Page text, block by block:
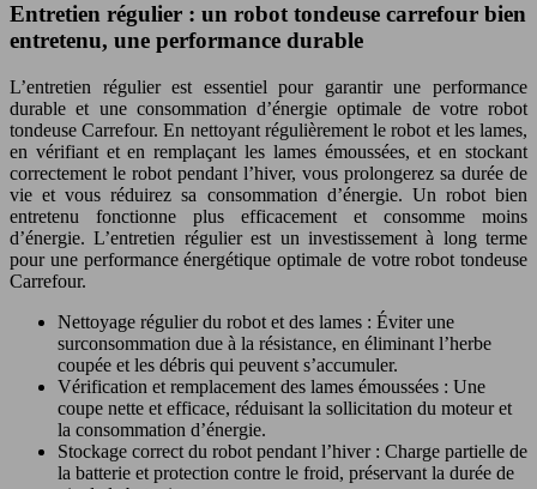
Entretien régulier : un robot tondeuse carrefour bien
entretenu, une performance durable
L’entretien régulier est essentiel pour garantir une performance
durable et une consommation d’énergie optimale de votre robot
tondeuse Carrefour. En nettoyant régulièrement le robot et les lames,
en vérifiant et en remplaçant les lames émoussées, et en stockant
correctement le robot pendant l’hiver, vous prolongerez sa durée de
vie et vous réduirez sa consommation d’énergie. Un robot bien
entretenu fonctionne plus efficacement et consomme moins
d’énergie. L’entretien régulier est un investissement à long terme
pour une performance énergétique optimale de votre robot tondeuse
Carrefour.
Nettoyage régulier du robot et des lames : Éviter une
surconsommation due à la résistance, en éliminant l’herbe
coupée et les débris qui peuvent s’accumuler.
Vérification et remplacement des lames émoussées : Une
coupe nette et efficace, réduisant la sollicitation du moteur et
la consommation d’énergie.
Stockage correct du robot pendant l’hiver : Charge partielle de
la batterie et protection contre le froid, préservant la durée de